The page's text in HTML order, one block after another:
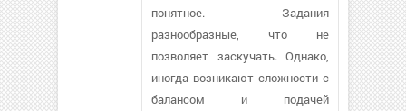
понятное. Задания
разнообразные, что не
позволяет заскучать. Однако,
иногда возникают сложности с
балансом и подачей